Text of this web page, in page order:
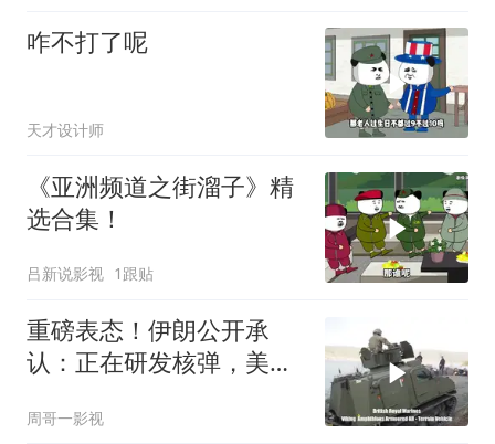
咋不打了呢
天才设计师
《亚洲频道之街溜子》精
选合集！
吕新说影视 1跟贴
重磅表态！伊朗公开承
认：正在研发核弹，美以
周哥一影视